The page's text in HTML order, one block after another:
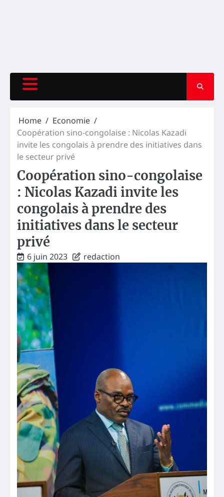
Home
Economie
Coopération sino-congolaise : Nicolas Kazadi
invite les congolais à prendre des initiatives dans
le secteur privé
Coopération sino-congolaise
: Nicolas Kazadi invite les
congolais à prendre des
initiatives dans le secteur
privé
6 juin 2023 redaction